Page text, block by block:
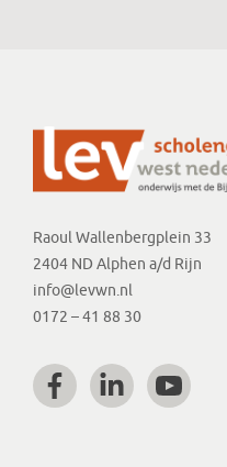
Raoul Wallenbergplein 33
2404 ND Alphen a/d Rijn
info@levwn.nl
0172 – 41 88 30